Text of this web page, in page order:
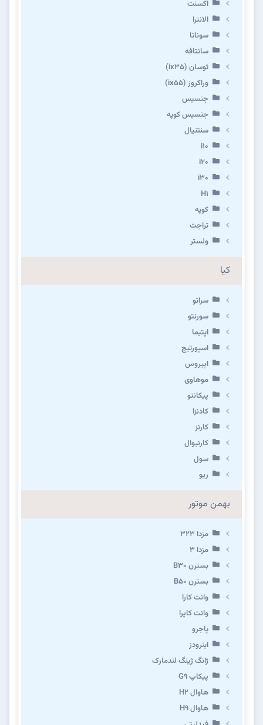
اکسنت
الانترا
سوناتا
سانتافه
توسان (ix35)
وراکروز (ix55)
جنسیس
جنسیس کوپه
سنتنیال
i10
i20
i30
H1
کوپه
تراجت
ولستر
کیا
سراتو
سورنتو
اپتیما
اسپورتیج
اپیروس
موهاوی
پیکانتو
کادنزا
کارنز
کارنیوال
سول
ریو
بهمن موتور
مزدا ۳۲۳
مزدا ۳
بسترن B۳۰
بسترن B۵۰
وانت کارا
وانت کاپرا
پاجرو
اینرودز
ژانگ ژینگ لندمارک
پیکاپ G۹
هاوال H۲
هاوال H۹